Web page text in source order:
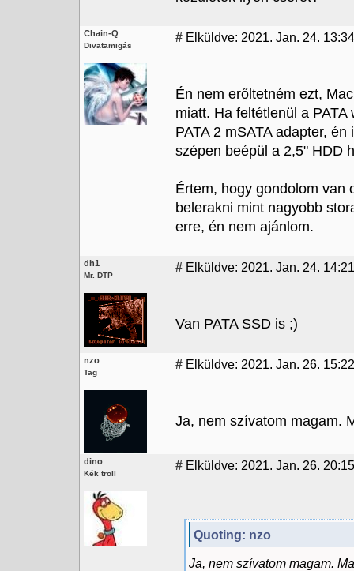
Chain-Q
Divatamigás
# Elküldve: 2021. Jan. 24.
Én nem erőltetném ezt,
miatt. Ha feltétlenül a
PATA 2 mSATA adapter,
szépen beépül a 2,5" HDD
Értem, hogy gondolom van
belerakni mint nagyobb
erre, én nem ajánlom.
dh1
Mr. DTP
# Elküldve: 2021. Jan. 24. 14:21
Van PATA SSD is ;)
nzo
Tag
# Elküldve: 2021. Jan. 26. 15:22
Ja, nem szívatom magam.
dino
Kék troll
# Elküldve: 2021. Jan. 26.
Quoting: nzo
Ja, nem szívatom magam.